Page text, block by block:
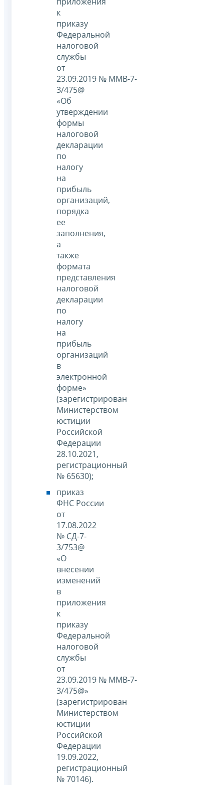
к
приказу
Федеральной
налоговой
службы
от
23.09.2019 № ММВ-7-
3/475@
«Об
утверждении
формы
налоговой
декларации
по
налогу
на
прибыль
организаций,
порядка
ее
заполнения,
а
также
формата
представления
налоговой
декларации
по
налогу
на
прибыль
организаций
в
электронной
форме»
(зарегистрирован
Министерством
юстиции
Российской
Федерации
28.10.2021,
регистрационный
№ 65630);
приказ
ФНС России
от
17.08.2022
№ СД-7-
3/753@
«О
внесении
изменений
в
приложения
к
приказу
Федеральной
налоговой
службы
от
23.09.2019 № ММВ-7-
3/475@»
(зарегистрирован
Министерством
юстиции
Российской
Федерации
19.09.2022,
регистрационный
№ 70146).